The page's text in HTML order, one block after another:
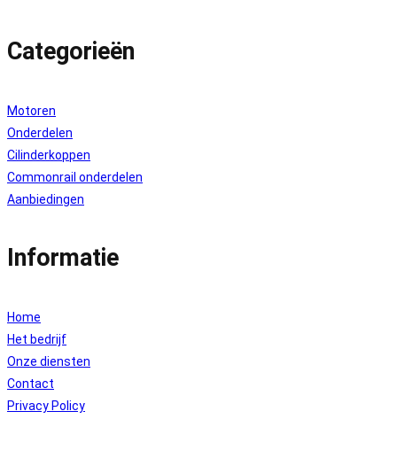
Categorieën
Motoren
Onderdelen
Cilinderkoppen
Commonrail onderdelen
Aanbiedingen
Informatie
Home
Het bedrijf
Onze diensten
Contact
Privacy Policy